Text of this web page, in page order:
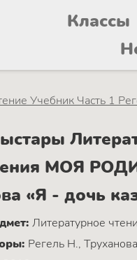
Классы
Учебник Часть 1
МОЯ
«Я - дочь
Литературное
Регель Н.,